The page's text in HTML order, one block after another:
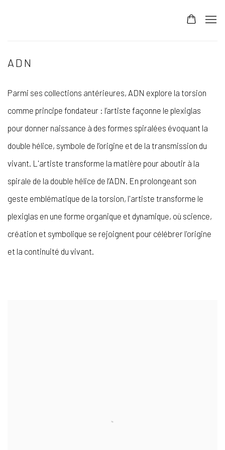
ADN
Parmi ses collections antérieures, ADN explore la torsion
comme principe fondateur : l’artiste façonne le plexiglas
pour donner naissance à des formes spiralées évoquant la
double hélice, symbole de l’origine et de la transmission du
vivant. L'artiste transforme la matière pour aboutir à la
spirale de la double hélice de l’ADN. En prolongeant son
geste emblématique de la torsion, l'artiste transforme le
plexiglas en une forme organique et dynamique, où science,
création et symbolique se rejoignent pour célébrer l'origine
et la continuité du vivant.